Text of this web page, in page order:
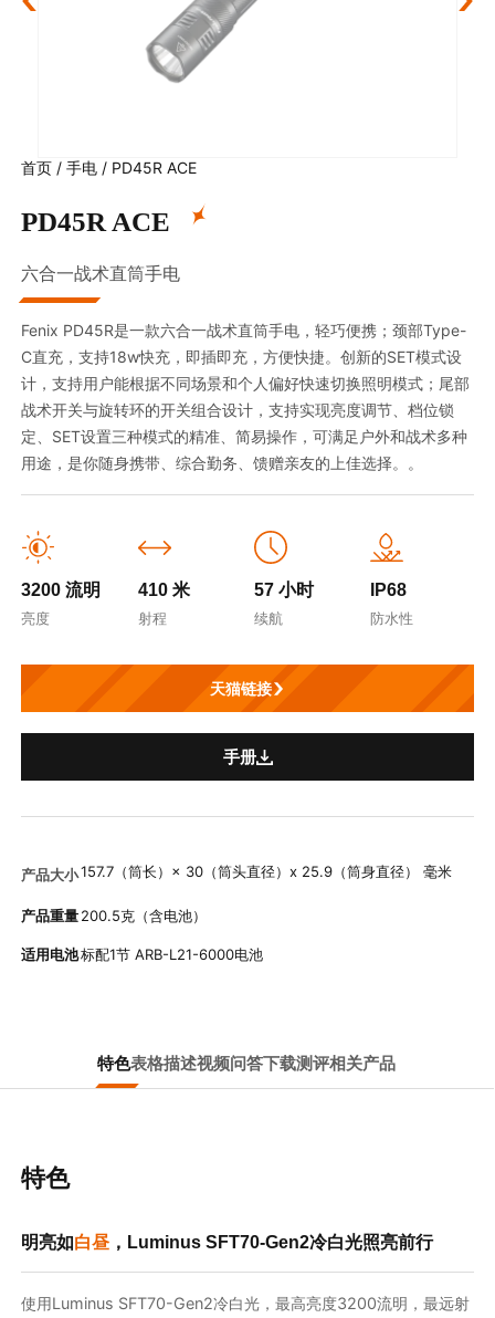
首页 /手电 / PD45R ACE
PD45R ACE
六合一战术直筒手电
Fenix PD45R是一款六合一战术直筒手电，轻巧便携；颈部Type-
C直充，支持18w快充，即插即充，方便快捷。创新的SET模式设
计，支持用户能根据不同场景和个人偏好快速切换照明模式；尾部
战术开关与旋转环的开关组合设计，支持实现亮度调节、档位锁
定、SET设置三种模式的精准、简易操作，可满足户外和战术多种
用途，是你随身携带、综合勤务、馈赠亲友的上佳选择。。
3200 流明
亮度
410 米
射程
57 小时
续航
IP68
防水性
天猫链接
手册
产品大小157.7（筒长）× 30（筒头直径）x 25.9（筒身直径） 毫米
产品重量200.5克（含电池）
适用电池标配1节 ARB-L21-6000电池
特色表格描述视频问答下载测评相关产品
特色
明亮如白昼 ，Luminus SFT70-Gen2冷白光照亮前行
使用Luminus SFT70-Gen2冷白光，最高亮度3200流明，最远射